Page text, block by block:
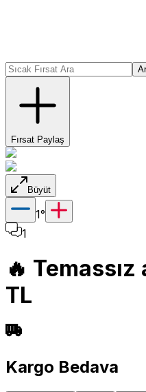
Fırsat Paylaş
Büyüt
1°
1
🔥
TL
Kargo Bedava